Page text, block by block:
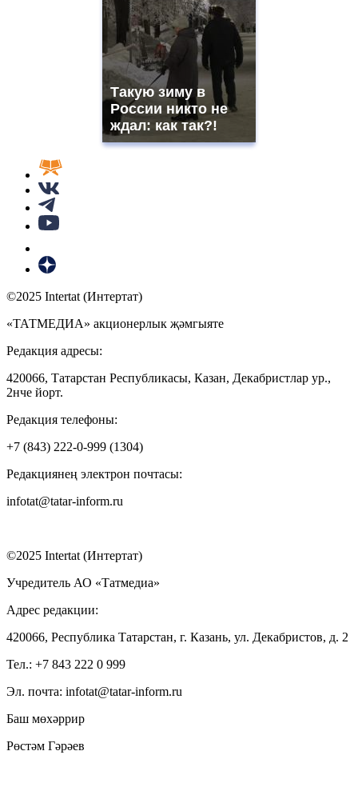
Такую зиму в
России никто не
ждал: как так?!
©2025 Intertat (Интертат)
«ТАТМЕДИА» акционерлык җәмгыяте
Редакция адресы:
420066, Татарстан Республикасы, Казан, Декабристлар ур.,
2нче йорт.
Редакция телефоны:
+7 (843) 222-0-999 (1304)
Редакциянең электрон почтасы:
infotat@tatar-inform.ru
©2025 Intertat (Интертат)
Учредитель АО «Татмедиа»
Адрес редакции:
420066, Республика Татарстан, г. Казань, ул. Декабристов, д. 2
Тел.: +7 843 222 0 999
Эл. почта: infotat@tatar-inform.ru
Баш мөхәррир
Рөстәм Гәрәев